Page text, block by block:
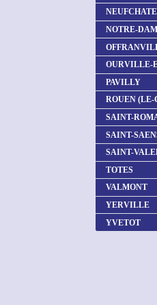
NOTRE-
OURVILLE-
PAVILLY
ROUEN (LE-
SAINT-
SAINT-
SAINT-
TOTES
VALMONT
YERVILLE
YVETOT